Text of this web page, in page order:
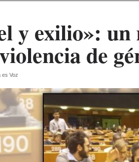
y exilio»: un
de
es Voz